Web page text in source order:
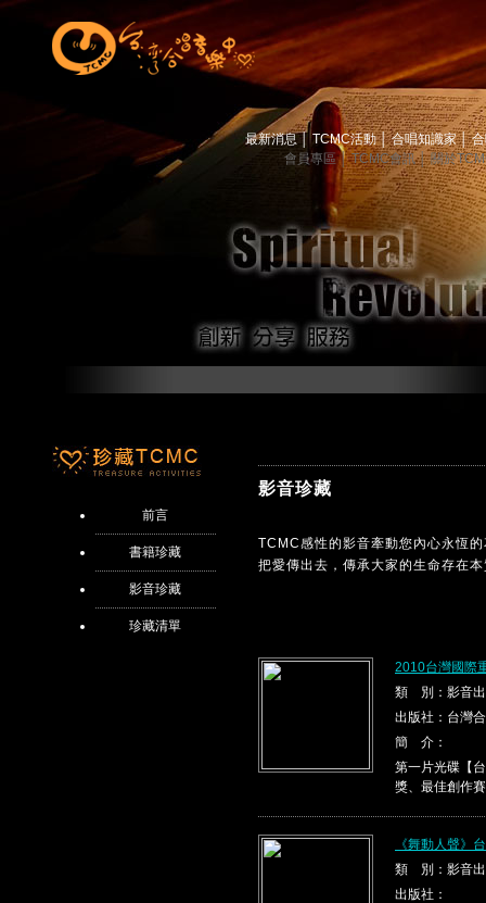
最新消息 TCMC活動│ 合唱知識家│
會員專區│ TCMC會訊│ 關於
前言
書籍珍藏
影音珍藏
珍藏清單
影音珍藏
TCMC感性的影音牽動您內心永恆
把愛傳出去，傳承大家的生命存在
2010台灣國際
類 別：影音
出版社：台灣
簡 介：
第一片光碟【
獎、最佳創作
《舞動人聲》
類 別：影音
出版社：